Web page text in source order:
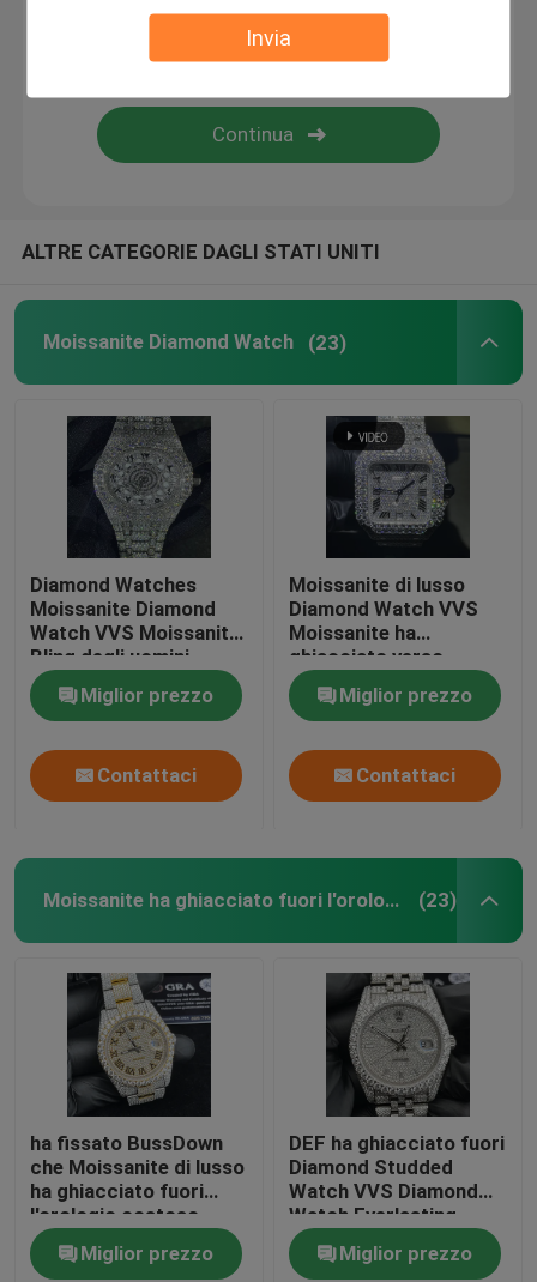
Invia
Collana di tennis di Moissanite
Orologio di Moissanite Ap
ALTRE CATEGORIE DAGLI STATI UNITI
Moissanite Diamond Watch (23)
Diamond Watches
Moissanite Diamond
Watch VVS Moissanite
Bling degli uomini
amichevoli di Eco
Miglior prezzo
Contattaci
Moissanite di lusso
Diamond Watch VVS
Moissanite ha
ghiacciato verso
l'esterno il busto di
Moissanite giù
Miglior prezzo
Contattaci
Moissanite ha ghiacciato fuori l'orologio (23)
ha fissato BussDown
che Moissanite di lusso
ha ghiacciato fuori
l'orologio costoso
Miglior prezzo
DEF ha ghiacciato fuori
Diamond Studded
Watch VVS Diamond
Watch Everlasting
Shine
Miglior prezzo